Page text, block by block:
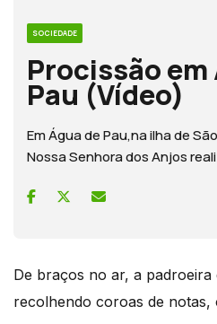
SOCIEDADE
Procissão em
Pau (Vídeo)
Em Água de Pau,na ilha de
Nossa Senhora dos Anjos
De braços no ar, a padroeira
recolhendo coroas de notas,